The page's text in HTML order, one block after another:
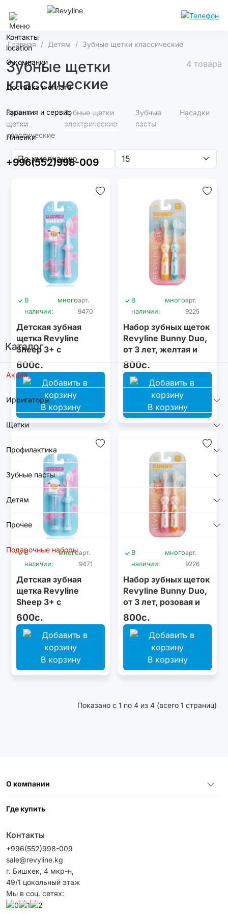
Контакты
О компании
Доставка и оплата
Гарантия и сервис
Линейки
+996(552)998-009
Каталог
Акция
Ирригаторы
Щетки
Профилактика
Зубные пасты
Детям
Прочее
Подарочные наборы
Главная Детям Зубные щетки классические
Зубные щетки
классические
4 товара
Зубные
щетки
классические
Зубные щетки
электрические
Зубные
пасты
Насадки
В
наличии:
многоарт.
9470
Детская зубная
щетка Revyline
Sheep 3+ с
песочными часами,
розовая
600с.
В корзину
В
наличии:
многоарт.
9225
Набор зубных щеток
Revyline Bunny Duo,
от 3 лет, желтая и
голубая
800с.
В корзину
В
наличии:
многоарт.
9471
Детская зубная
щетка Revyline
Sheep 3+ с
песочными часами,
голубая
600с.
В корзину
В
наличии:
многоарт.
9226
Набор зубных щеток
Revyline Bunny Duo,
от 3 лет, розовая и
оранжевая
800с.
В корзину
Показано с 1 по 4 из 4 (всего 1 страниц)
О компании
Где купить
Контакты
+996(552)998-009
sale@revyline.kg
г. Бишкек, 4 мкр-н,
49/1 цокольный этаж
Мы в соц. сетях: